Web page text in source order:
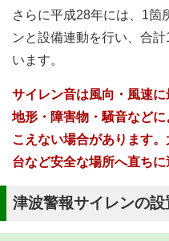
さらに平成28年には、1箇
ンと設備連動を行い、合
います。
サイレン音は風向・風速に
地形・障害物・騒音など
こえない場合があります
台など安全な場所へ直ちに
津波警報サイレンの